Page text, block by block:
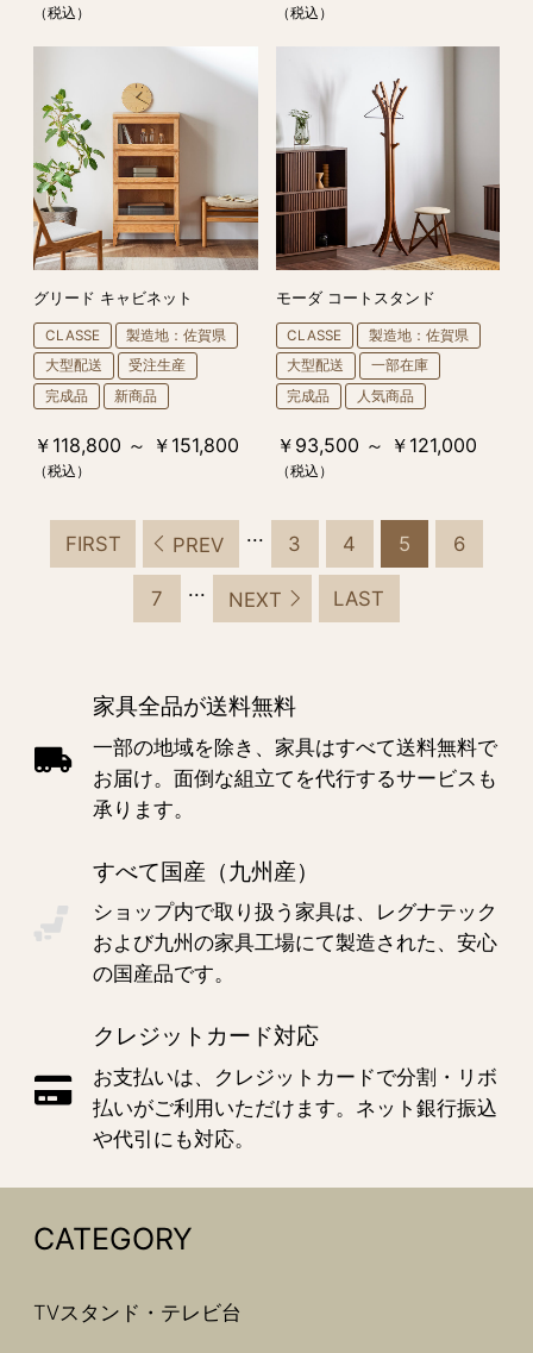
（税込） （税込）
グリード キャビネット
CLASSE
製造地：佐賀県
大型配送
受注生産
完成品
新商品
￥118,800 ～ ￥151,800
（税込）
モーダ コートスタンド
CLASSE
製造地：佐賀県
大型配送
一部在庫
完成品
人気商品
￥93,500 ～ ￥121,000
（税込）
FIRST PREV ... 3 4 5 6
7 ... NEXT LAST
家具全品が送料無料
一部の地域を除き、家具はすべて送料無料で
お届け。面倒な組立てを代行するサービスも
承ります。
すべて国産（九州産）
ショップ内で取り扱う家具は、レグナテック
および九州の家具工場にて製造された、安心
の国産品です。
クレジットカード対応
お支払いは、クレジットカードで分割・リボ
払いがご利用いただけます。ネット銀行振込
や代引にも対応。
CATEGORY
TVスタンド・テレビ台